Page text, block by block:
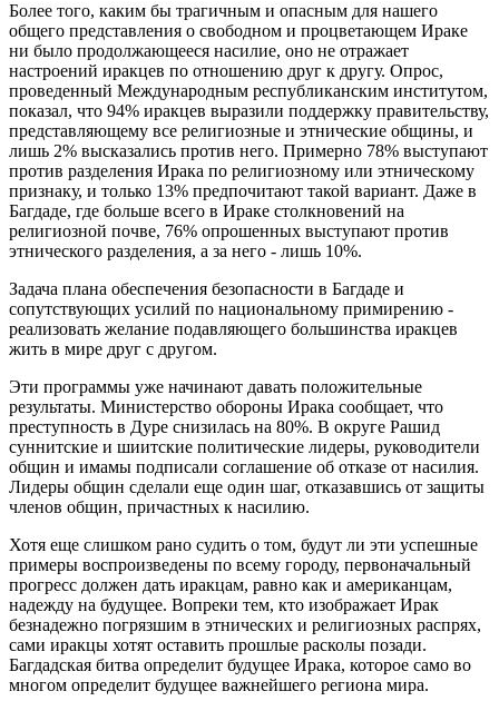
Более того, каким бы трагичным и опасным для нашего
общего представления о свободном и процветающем Ираке
ни было продолжающееся насилие, оно не отражает
настроений иракцев по отношению друг к другу. Опрос,
проведенный Международным республиканским институтом,
показал, что 94% иракцев выразили поддержку правительству,
представляющему все религиозные и этнические общины, и
лишь 2% высказались против него. Примерно 78% выступают
против разделения Ирака по религиозному или этническому
признаку, и только 13% предпочитают такой вариант. Даже в
Багдаде, где больше всего в Ираке столкновений на
религиозной почве, 76% опрошенных выступают против
этнического разделения, а за него - лишь 10%.
Задача плана обеспечения безопасности в Багдаде и
сопутствующих усилий по национальному примирению -
реализовать желание подавляющего большинства иракцев
жить в мире друг с другом.
Эти программы уже начинают давать положительные
результаты. Министерство обороны Ирака сообщает, что
преступность в Дуре снизилась на 80%. В округе Рашид
суннитские и шиитские политические лидеры, руководители
общин и имамы подписали соглашение об отказе от насилия.
Лидеры общин сделали еще один шаг, отказавшись от защиты
членов общин, причастных к насилию.
Хотя еще слишком рано судить о том, будут ли эти успешные
примеры воспроизведены по всему городу, первоначальный
прогресс должен дать иракцам, равно как и американцам,
надежду на будущее. Вопреки тем, кто изображает Ирак
безнадежно погрязшим в этнических и религиозных распрях,
сами иракцы хотят оставить прошлые расколы позади.
Багдадская битва определит будущее Ирака, которое само во
многом определит будущее важнейшего региона мира.